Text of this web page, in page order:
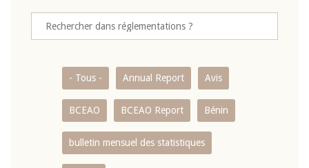
- Tous - Annual Report Avis
BCEAO BCEAO Report Bénin
bulletin mensuel des statistiques